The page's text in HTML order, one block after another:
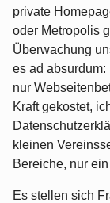
private
oder Metropolis
Überwachung
es ad absurdum:
nur
Kraft gekostet,
kleinen
Bereiche, nur
Es stellen sich